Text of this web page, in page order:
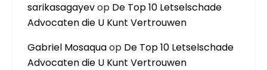
sarikasagayevop De Top 10 Letselschade
Advocaten die U Kunt Vertrouwen
Gabriel Mosaquaop De Top 10 Letselschade
Advocaten die U Kunt Vertrouwen